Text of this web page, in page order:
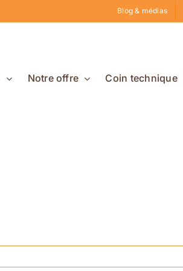
Blog & médias
Notre offre Coin technique